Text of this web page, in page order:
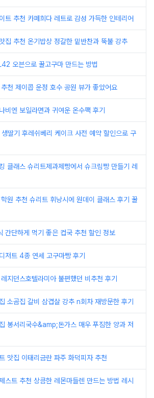
트 추천 카페희다 레트로 감성 가득한 인테리어
집 추천 온기밥상 정갈한 밑반찬과 뚝불 강추
오븐으로 꿀고구마 만드는 방법
천 제이콥 운정 호수 공원 뷰가 좋았어요
비엔 보일라면과 귀여운 온수팩 후기
딸기 후레쉬베리 케이크 사전 예약 할인으로 구
클래스 슈리트제과제빵에서 슈크림빵 만들기 레
원 추천 슈리트 휘낭시에 원데이 클래스 후기 꿀
간단하게 먹기 좋은 컵국 추천 할인 정보
저트 4종 연세 고구마빵 후기
지던스호텔라미아 불편했던 비추천 후기
소곰집 갈비 삼겹살 강추 n회차 재방문한 후기
봉서리국수&amp;돈가스 매우 푸짐한 양과 저
맛집 이태리금란 파주 화덕피자 추천
스트 추천 상큼한 레몬마들렌 만드는 방법 레시